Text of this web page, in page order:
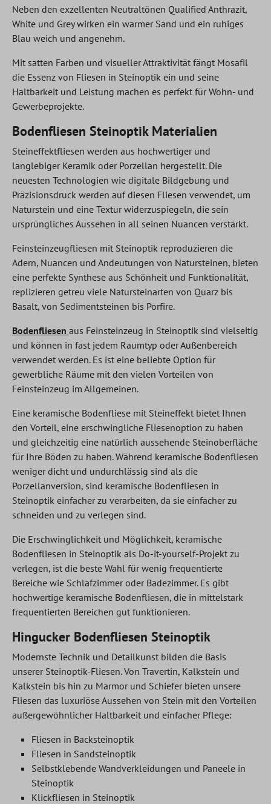
Neben den exzellenten Neutraltönen Qualified Anthrazit,
White und Grey wirken ein warmer Sand und ein ruhiges
Blau weich und angenehm.
Mit satten Farben und visueller Attraktivität fängt Mosafil
die Essenz von Fliesen in Steinoptik ein und seine
Haltbarkeit und Leistung machen es perfekt für Wohn- und
Gewerbeprojekte.
Bodenfliesen Steinoptik Materialien
Steineffektfliesen werden aus hochwertiger und
langlebiger Keramik oder Porzellan hergestellt. Die
neuesten Technologien wie digitale Bildgebung und
Präzisionsdruck werden auf diesen Fliesen verwendet, um
Naturstein und eine Textur widerzuspiegeln, die sein
ursprüngliches Aussehen in all seinen Nuancen verstärkt.
Feinsteinzeugfliesen mit Steinoptik reproduzieren die
Adern, Nuancen und Andeutungen von Natursteinen, bieten
eine perfekte Synthese aus Schönheit und Funktionalität,
replizieren getreu viele Natursteinarten von Quarz bis
Basalt, von Sedimentsteinen bis Porfire.
Bodenfliesen aus Feinsteinzeug in Steinoptik sind vielseitig
und können in fast jedem Raumtyp oder Außenbereich
verwendet werden. Es ist eine beliebte Option für
gewerbliche Räume mit den vielen Vorteilen von
Feinsteinzeug im Allgemeinen.
Eine keramische Bodenfliese mit Steineffekt bietet Ihnen
den Vorteil, eine erschwingliche Fliesenoption zu haben
und gleichzeitig eine natürlich aussehende Steinoberfläche
für Ihre Böden zu haben. Während keramische Bodenfliesen
weniger dicht und undurchlässig sind als die
Porzellanversion, sind keramische Bodenfliesen in
Steinoptik einfacher zu verarbeiten, da sie einfacher zu
schneiden und zu verlegen sind.
Die Erschwinglichkeit und Möglichkeit, keramische
Bodenfliesen in Steinoptik als Do-it-yourself-Projekt zu
verlegen, ist die beste Wahl für wenig frequentierte
Bereiche wie Schlafzimmer oder Badezimmer. Es gibt
hochwertige keramische Bodenfliesen, die in mittelstark
frequentierten Bereichen gut funktionieren.
Hingucker Bodenfliesen Steinoptik
Modernste Technik und Detailkunst bilden die Basis
unserer Steinoptik-Fliesen. Von Travertin, Kalkstein und
Kalkstein bis hin zu Marmor und Schiefer bieten unsere
Fliesen das luxuriöse Aussehen von Stein mit den Vorteilen
außergewöhnlicher Haltbarkeit und einfacher Pflege:
Fliesen in Backsteinoptik
Fliesen in Sandsteinoptik
Selbstklebende Wandverkleidungen und Paneele in
Steinoptik
Klickfliesen in Steinoptik